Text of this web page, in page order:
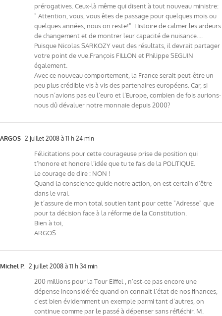
prérogatives. Ceux-là même qui disent à tout nouveau ministre:
" Attention, vous, vous êtes de passage pour quelques mois ou
quelques années, nous on reste!". Histoire de calmer les ardeurs
de changement et de montrer leur capacité de nuisance….
Puisque Nicolas SARKOZY veut des résultats, il devrait partager
votre point de vue.François FILLON et Philippe SEGUIN
également.
Avec ce nouveau comportement, la France serait peut-être un
peu plus crédible vis à vis des partenaires européens. Car, si
nous n’avions pas eu l’euro et l’Europe, combien de fois aurions-
nous dû dévaluer notre monnaie depuis 2000?
ARGOS 2 juillet 2008 à 11 h 24 min
Félicitations pour cette courageuse prise de position qui
t’honore et honore l’idée que tu te fais de la POLITIQUE.
Le courage de dire : NON !
Quand la conscience guide notre action, on est certain d’être
dans le vrai.
Je t’assure de mon total soutien tant pour cette "Adresse" que
pour ta décision face à la réforme de la Constitution.
Bien à toi,
ARGOS
Michel P. 2 juillet 2008 à 11 h 34 min
200 millions pour la Tour Eiffel , n’est-ce pas encore une
dépense inconsidérée quand on connait l’état de nos finances,
c’est bien évidemment un exemple parmi tant d’autres, on
continue comme par le passé à dépenser sans réfléchir. M.